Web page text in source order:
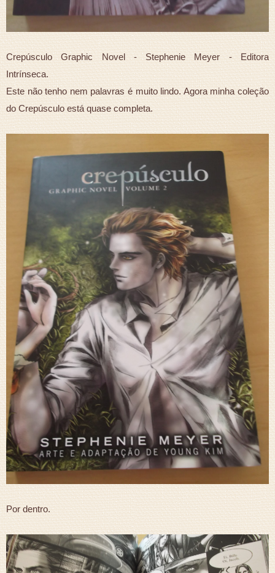
Crepúsculo Graphic Novel - Stephenie Meyer - Editora
Intrínseca.
Este não tenho nem palavras é muito lindo. Agora minha coleção
do Crepúsculo está quase completa.
Por dentro.